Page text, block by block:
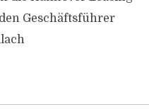
Geschäftsführer